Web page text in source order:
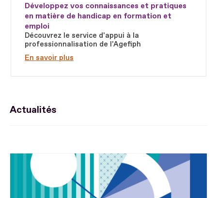
Développez vos connaissances et pratiques
en matière de handicap en formation et
emploi
Découvrez le service d'appui à la
professionnalisation de l'Agefiph
En savoir plus
Actualités